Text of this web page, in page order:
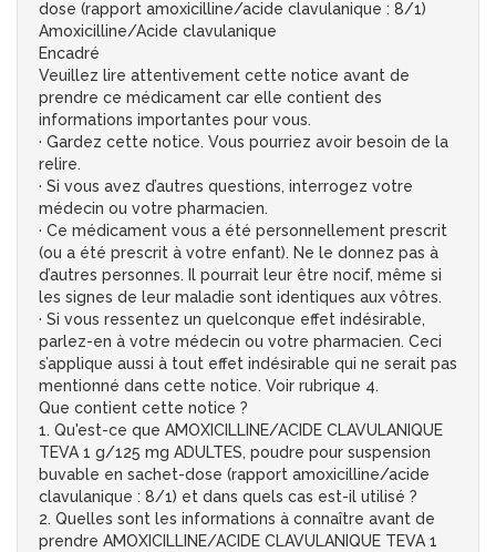
dose (rapport amoxicilline/acide clavulanique : 8/1)
Amoxicilline/Acide clavulanique
Encadré
Veuillez lire attentivement cette notice avant de
prendre ce médicament car elle contient des
informations importantes pour vous.
· Gardez cette notice. Vous pourriez avoir besoin de la
relire.
· Si vous avez d’autres questions, interrogez votre
médecin ou votre pharmacien.
· Ce médicament vous a été personnellement prescrit
(ou a été prescrit à votre enfant). Ne le donnez pas à
d’autres personnes. Il pourrait leur être nocif, même si
les signes de leur maladie sont identiques aux vôtres.
· Si vous ressentez un quelconque effet indésirable,
parlez-en à votre médecin ou votre pharmacien. Ceci
s’applique aussi à tout effet indésirable qui ne serait pas
mentionné dans cette notice. Voir rubrique 4.
Que contient cette notice ?
1. Qu'est-ce que AMOXICILLINE/ACIDE CLAVULANIQUE
TEVA 1 g/125 mg ADULTES, poudre pour suspension
buvable en sachet-dose (rapport amoxicilline/acide
clavulanique : 8/1) et dans quels cas est-il utilisé ?
2. Quelles sont les informations à connaître avant de
prendre AMOXICILLINE/ACIDE CLAVULANIQUE TEVA 1